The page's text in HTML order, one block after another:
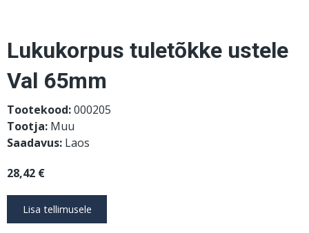
Lukukorpus tuletõkke ustele
Val 65mm
Tootekood:000205
Tootja: Muu
Saadavus: Laos
28,42 €